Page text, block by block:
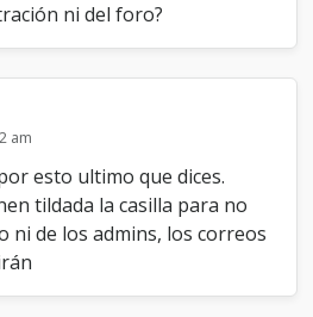
ni del foro?
am
esto ultimo que dices.
tildada la casilla para no
ni de los admins, los correos